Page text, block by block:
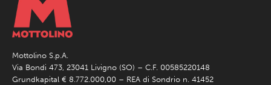
Mottolino S.p.A.
Via Bondi 473, 23041 Livigno (SO) – C.F. 00585220148
Grundkapital € 8.772.000,00 – REA di Sondrio n. 41452